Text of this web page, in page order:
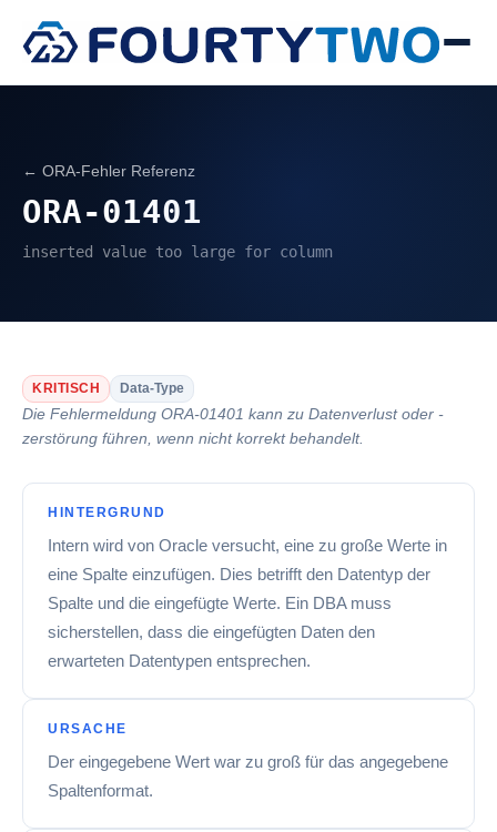
← ORA-Fehler Referenz
ORA-01401
inserted value too large for column
KRITISCH Data-Type
Die Fehlermeldung ORA-01401 kann zu Datenverlust oder -
zerstörung führen, wenn nicht korrekt behandelt.
HINTERGRUND
Intern wird von Oracle versucht, eine zu große Werte in
eine Spalte einzufügen. Dies betrifft den Datentyp der
Spalte und die eingefügte Werte. Ein DBA muss
sicherstellen, dass die eingefügten Daten den
erwarteten Datentypen entsprechen.
URSACHE
Der eingegebene Wert war zu groß für das angegebene
Spaltenformat.